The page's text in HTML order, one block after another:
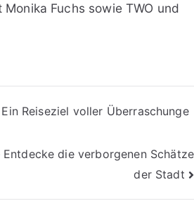
Fuchs sowie TWO und
Reiseziel voller Überraschunge
die verborgenen Schätze
der Stadt